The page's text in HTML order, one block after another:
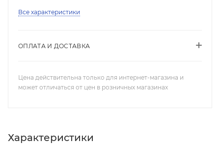
Все характеристики
ОПЛАТА И ДОСТАВКА
Цена действительна только для интернет-магазина и
может отличаться от цен в розничных магазинах
Характеристики